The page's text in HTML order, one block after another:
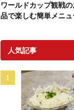
ワールドカップ観戦
品で楽しむ簡単メニュ
人気記事